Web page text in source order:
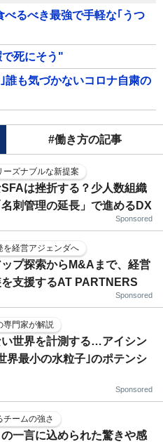
べるべき最強で手軽な｢うつ
死にそう"
誰も気づかないコロナ自粛の
#働き方の記事
ーズナブルな新提案
は挫折する？少人数組織
刺管理の延長」で進めるDX
Sponsored
を経営アジェンダへ
プ探索からM&Aまで、経営
支援するAT PARTNERS
Sponsored
専門家が解説
い世界を計測する…アイシン
界最小の水粒子｣のポテンシ
Sponsored
チームの強さ
の一言に込められた驚きや感